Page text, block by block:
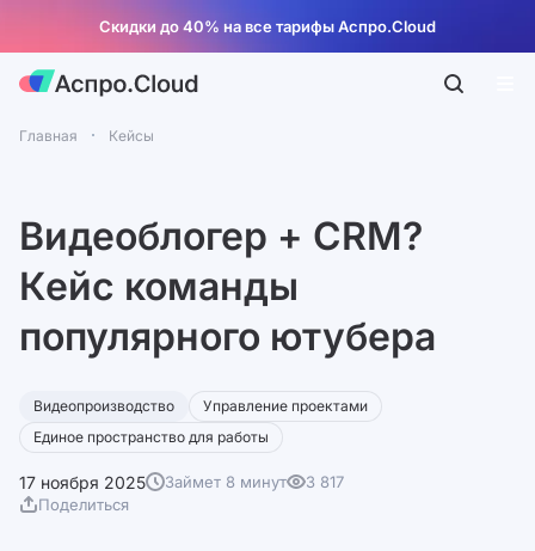
Скидки до 40% на все тарифы Аспро.Cloud
Главная Кейсы
Видеоблогер + CRM?
Кейс команды
популярного ютубера
Видеопроизводство
Управление проектами
Единое пространство для работы
17 ноября 2025 Займет 8 минут
3 817
Поделиться